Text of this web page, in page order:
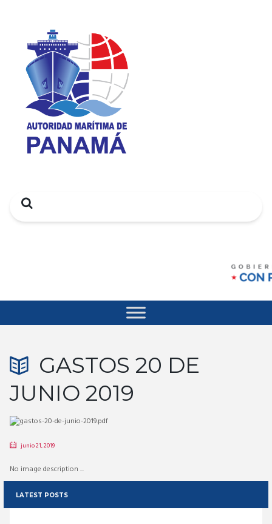
Search
GASTOS 20 DE
JUNIO 2019
junio 21, 2019
No image description ...
LATEST POSTS